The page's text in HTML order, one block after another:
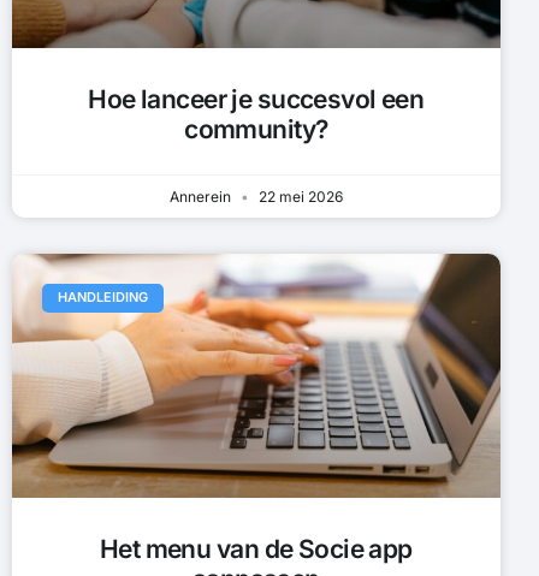
Hoe lanceer je succesvol een
community?
Annerein 22 mei 2026
HANDLEIDING
Het menu van de Socie app